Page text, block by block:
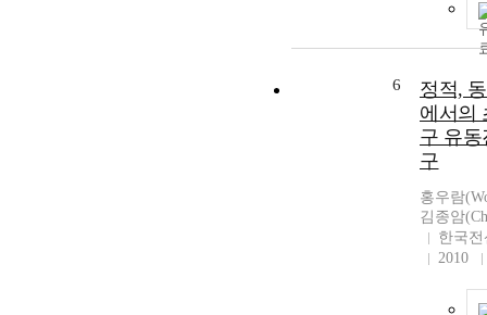
6
정적,
에서의
구 유
구
홍우람
김종암
한국
2010